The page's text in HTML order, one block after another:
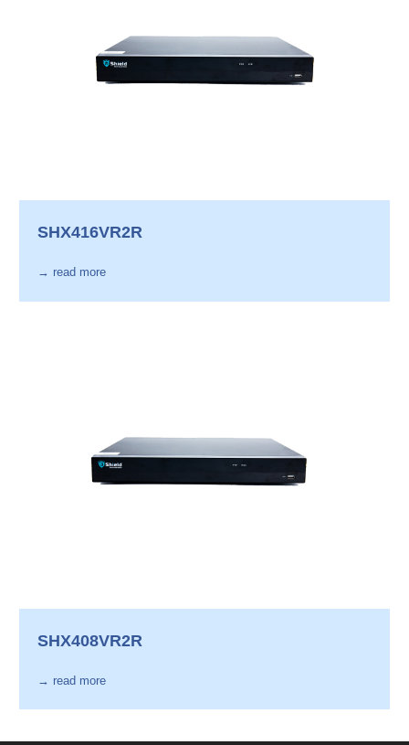
SHX416VR2R
→ read more
SHX408VR2R
→ read more